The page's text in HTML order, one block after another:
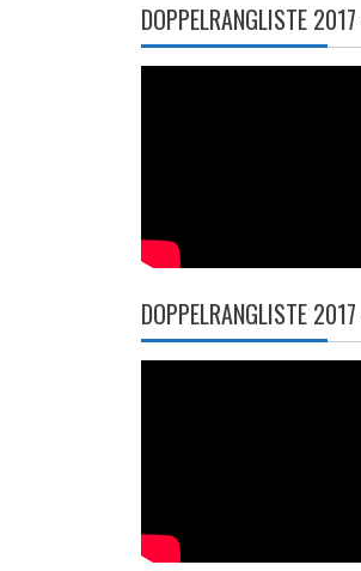
DOPPELRANGLISTE
DOPPELRANGLISTE